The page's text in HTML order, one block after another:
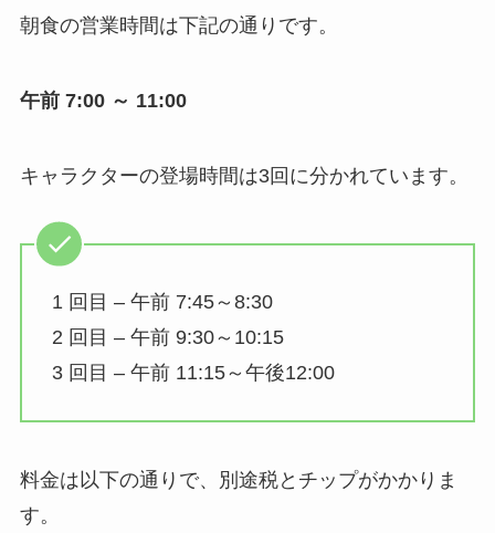
朝食の営業時間は下記の通りです。
午前 7:00 ～ 11:00
キャラクターの登場時間は3回に分かれています。
1 回目 – 午前 7:45～8:30
2 回目 – 午前 9:30～10:15
3 回目 – 午前 11:15～午後12:00
料金は以下の通りで、別途税とチップがかかりま
す。